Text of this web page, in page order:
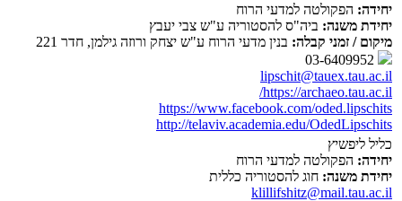
יחידה: הפקולטה למדעי הרוח
יחידת משנה: ביה"ס להסטוריה ע"ש צבי יעבץ
מיקום / זמני קבלה: בנין מדעי הרוח ע"ש יצחק ורוזה גילמן, חדר 221
lipschit@tauex.tau.ac.il
https://archaeo.tau.ac.il/
https://www.facebook.com/oded.lipschits
http://telaviv.academia.edu/OdedLipschits
כליל ליפשיץ
יחידה: הפקולטה למדעי הרוח
יחידת משנה: חוג להסטוריה כללית
klillifshitz@mail.tau.ac.il